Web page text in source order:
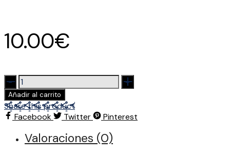
10.00€
Libro
de
colorear
mágico
cantidad
Añadir al carrito
Share this product
Facebook
Twitter Pinterest
Valoraciones (0)